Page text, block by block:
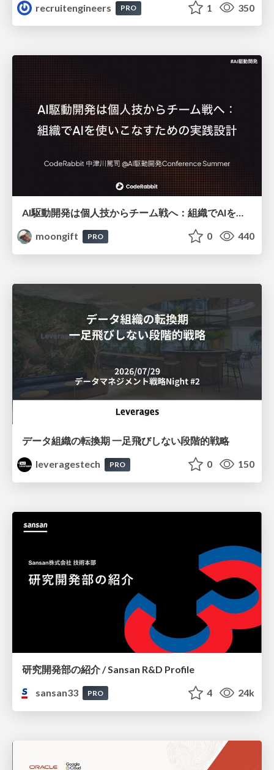
recruitengineers
PRO 1 350
AI駆動開発は個人技からチーム戦へ：組織でAIを使いこなすための実践設計
moongift
PRO 0 440
データ組織の転換期 一足飛びしない段階的戦略
leveragestech
PRO 0 150
研究開発部の紹介 / Sansan R&D Profile
sansan33
PRO 4 24k